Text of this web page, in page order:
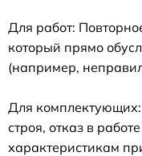
Для работ:
который прямо
(например,
Для
строя, отказ в
характеристикам